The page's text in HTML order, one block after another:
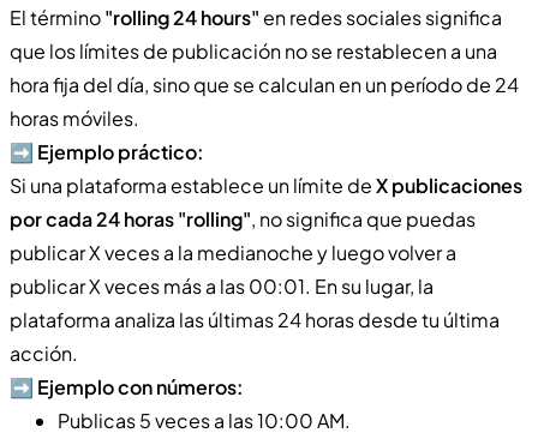
El término"rolling 24 hours"en redes sociales significa
que los límites de publicación no se restablecen a una
hora fija del día, sino que se calculan en un período de 24
horas móviles.
➡️ Ejemplo práctico:
Si una plataforma establece un límite deX publicaciones
por cada 24 horas "rolling", no significa que puedas
publicar X veces a la medianoche y luego volver a
publicar X veces más a las 00:01. En su lugar, la
plataforma analiza las últimas 24 horas desde tu última
acción.
➡️ Ejemplo con números:
Publicas 5 veces a las 10:00 AM.